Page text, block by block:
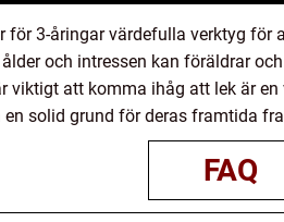
för 3-åringar värdefulla verktyg
och intressen kan föräldrar
viktigt att komma ihåg att lek är
solid grund för deras framtida
FAQ